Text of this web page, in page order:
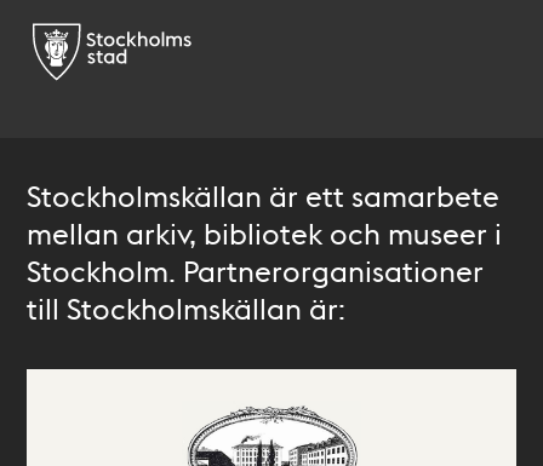
Stockholmskällan är ett samarbete
mellan arkiv, bibliotek och museer i
Stockholm. Partnerorganisationer
till Stockholmskällan är: